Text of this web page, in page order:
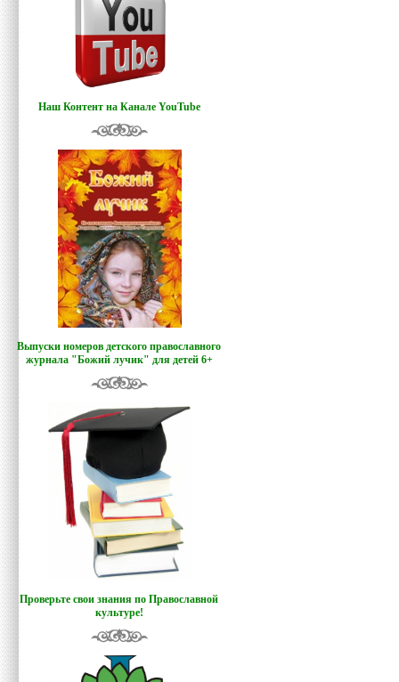
Наш Контент на Канале YouTube
Выпуски номеров детского православного
журнала "Божий лучик" для детей 6+
Проверьте свои знания по Православной
культуре!